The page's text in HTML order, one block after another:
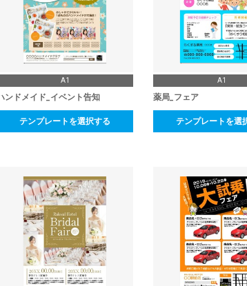
A1
ンドメイド_イベント告知
テンプレートを選択する
A1
薬局_フェア
テンプレートを選